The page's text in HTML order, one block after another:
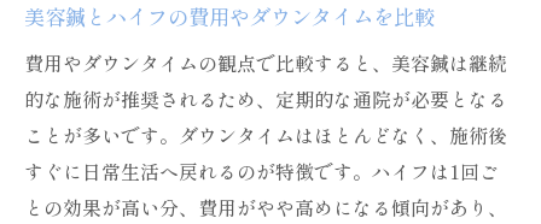
美容鍼とハイフの費用やダウンタイムを比較
費用やダウンタイムの観点で比較すると、美容鍼は継続
的な施術が推奨されるため、定期的な通院が必要となる
ことが多いです。ダウンタイムはほとんどなく、施術後
すぐに日常生活へ戻れるのが特徴です。ハイフは1回ご
との効果が高い分、費用がやや高めになる傾向があり、